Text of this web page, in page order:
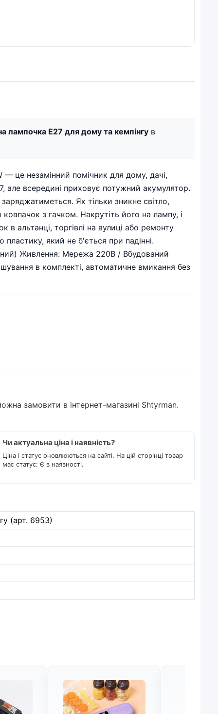
лампочка E27 для дому та кемпінгу в
це незамінний помічник для дому, дачі,
але всередині приховує потужний акумулятор.
Як тільки зникне світло,
з гачком. Накрутіть його на лампу, і
в альтанці, торгівлі на вулиці або ремонту
пластику, який не б'ється при падінні.
Живлення: Мережа 220В / Вбудований
в комплекті, автоматичне вмикання без
замовити в інтернет-магазині Shtyrman.
Чи актуальна ціна і наявність?
Ціна і статус оновлюються на сайті. На цій сторінці товар
має статус: Є в наявності.
(арт. 6953)